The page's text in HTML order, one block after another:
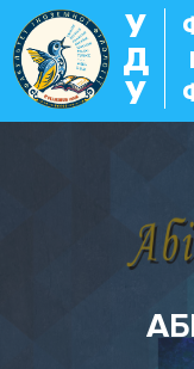
У
Д
У
І